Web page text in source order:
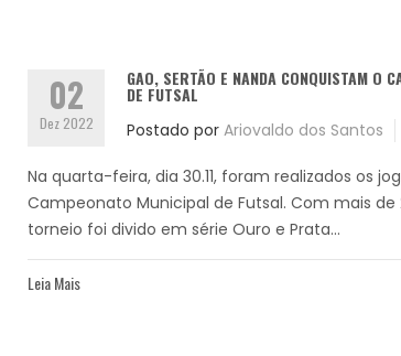
02
Dez 2022
GAO, SERTÃO E NANDA CONQUISTAM O
DE FUTSAL
Postado por Ariovaldo dos Santos
Na quarta-feira, dia 30.11, foram realizados os
Campeonato Municipal de Futsal. Com mais
torneio foi divido em série Ouro e Prata...
Leia Mais